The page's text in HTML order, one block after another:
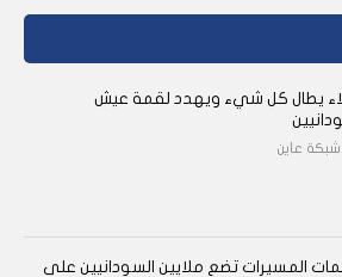
يطال كل شيء ويهدد لقمة عيش
شبكة عاين
المسيرات تضع ملايين السودانيين على